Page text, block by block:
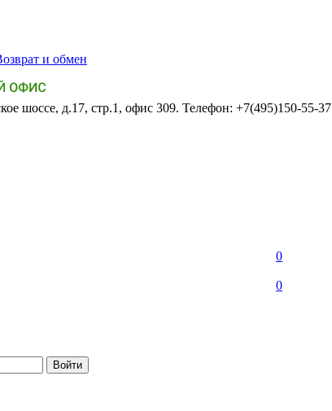
и обмен
шоссе, д.17, стр.1, офис 309. Телефон: +7(495)150-55-37
0
0
Войти